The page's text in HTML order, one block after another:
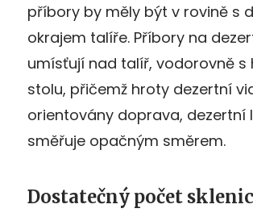
příbory by měly být v rovině s
okrajem talíře. Příbory na
umísťují nad talíř, vodorovně s
stolu, přičemž hroty dezertní
orientovány doprava, dezertní
směřuje opačným směrem.
Dostatečný počet sklenic